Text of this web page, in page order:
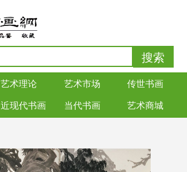
艺术理论 艺术市场 传世书画
近现代书画 当代书画 艺术商城